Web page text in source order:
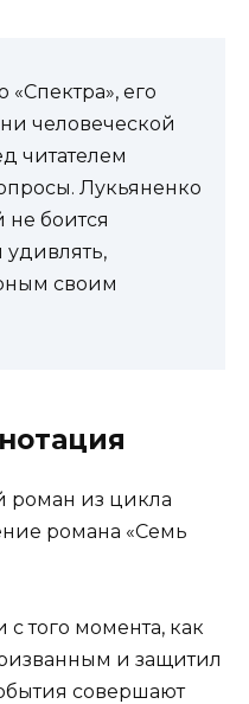
«Спектра», его
человеческой
читателем
Лукьяненко
не боится
удивлять,
своим
роман из цикла
романа «Семь
того момента, как
и защитил
совершают